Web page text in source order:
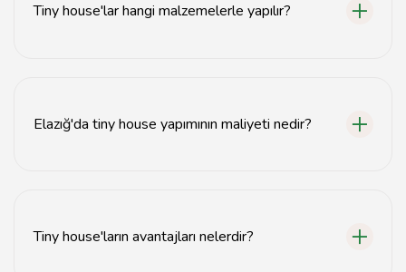
Tiny house'lar hangi malzemelerle yapılır?
Elazığ'da tiny house yapımının maliyeti nedir?
Tiny house'ların avantajları nelerdir?